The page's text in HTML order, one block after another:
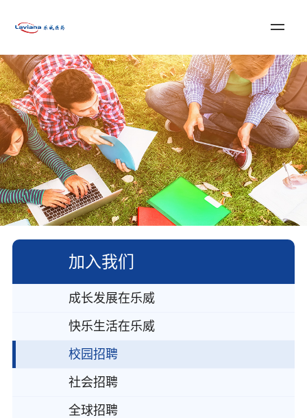
登录 注册 English
首页
关于乐威
服务与解决方案
新闻资讯
加入我们
联系我们
加入我们
成长发展在乐威
快乐生活在乐威
校园招聘
社会招聘
全球招聘